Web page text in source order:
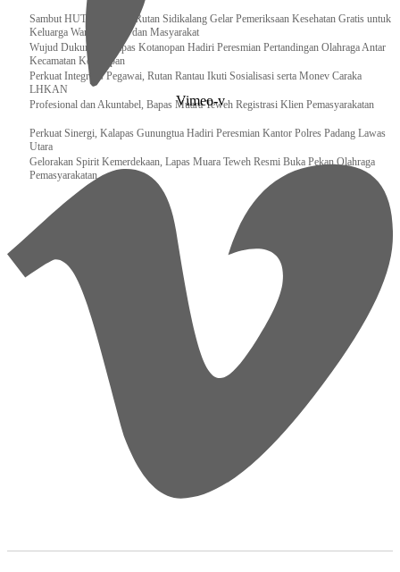
Sambut HUT RI Ke-81, Rutan Sidikalang Gelar Pemeriksaan Kesehatan Gratis untuk
Keluarga Warga Binaan dan Masyarakat
Wujud Dukungan, Lapas Kotanopan Hadiri Peresmian Pertandingan Olahraga Antar
Kecamatan Kotanopan
Perkuat Integritas Pegawai, Rutan Rantau Ikuti Sosialisasi serta Monev Caraka
LHKAN
‎Profesional dan Akuntabel, Bapas Muara Teweh Registrasi Klien Pemasyarakatan
Perkuat Sinergi, Kalapas Gunungtua Hadiri Peresmian Kantor Polres Padang Lawas
Utara
Gelorakan Spirit Kemerdekaan, Lapas Muara Teweh Resmi Buka Pekan Olahraga
Pemasyarakatan
Vimeo-v